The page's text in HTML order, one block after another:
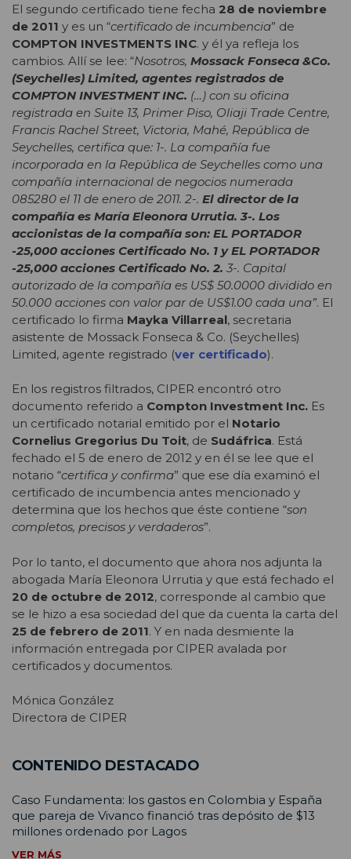
El segundo certificado tiene fecha 28 de noviembre
de 2011 y es un “certificado de incumbencia” de
COMPTON INVESTMENTS INC. y él ya refleja los
cambios. Allí se lee: “Nosotros, Mossack Fonseca &Co.
(Seychelles) Limited, agentes registrados de
COMPTON INVESTMENT INC. (…) con su oficina
registrada en Suite 13, Primer Piso, Oliaji Trade Centre,
Francis Rachel Street, Victoria, Mahé, República de
Seychelles, certifica que: 1-. La compañía fue
incorporada en la República de Seychelles como una
compañía internacional de negocios numerada
085280 el 11 de enero de 2011. 2-. El director de la
compañía es María Eleonora Urrutia. 3-. Los
accionistas de la compañía son: EL PORTADOR
-25,000 acciones Certificado No. 1 y EL PORTADOR
-25,000 acciones Certificado No. 2. 3-. Capital
autorizado de la compañía es US$ 50.0000 dividido en
50.000 acciones con valor par de US$1.00 cada una”. El
certificado lo firma Mayka Villarreal, secretaria
asistente de Mossack Fonseca & Co. (Seychelles)
Limited, agente registrado (ver certificado).
En los registros filtrados, CIPER encontró otro
documento referido a Compton Investment Inc. Es
un certificado notarial emitido por el Notario
Cornelius Gregorius Du Toit, de Sudáfrica. Está
fechado el 5 de enero de 2012 y en él se lee que el
notario “certifica y confirma” que ese día examinó el
certificado de incumbencia antes mencionado y
determina que los hechos que éste contiene “son
completos, precisos y verdaderos”.
Por lo tanto, el documento que ahora nos adjunta la
abogada María Eleonora Urrutia y que está fechado el
20 de octubre de 2012, corresponde al cambio que
se le hizo a esa sociedad del que da cuenta la carta del
25 de febrero de 2011. Y en nada desmiente la
información entregada por CIPER avalada por
certificados y documentos.
Mónica González
Directora de CIPER
CONTENIDO DESTACADO
Caso Fundamenta: los gastos en Colombia y España
que pareja de Vivanco financió tras depósito de $13
millones ordenado por Lagos
VER MÁS